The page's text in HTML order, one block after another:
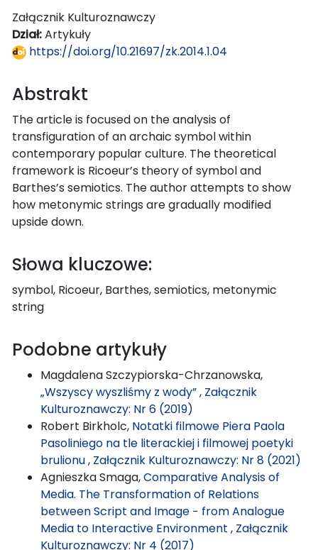
Załącznik Kulturoznawczy
Dział:Artykuły
https://doi.org/10.21697/zk.2014.1.04
Abstrakt
The article is focused on the analysis of
transfiguration of an archaic symbol within
contemporary popular culture. The theoretical
framework is Ricoeur’s theory of symbol and
Barthes’s semiotics. The author attempts to show
how metonymic strings are gradually modified
upside down.
Słowa kluczowe:
symbol, Ricoeur, Barthes, semiotics, metonymic
string
Podobne artykuły
Magdalena Szczypiorska-Chrzanowska,
„Wszyscy wyszliśmy z wody”, Załącznik
Kulturoznawczy: Nr 6 (2019)
Robert Birkholc, Notatki filmowe Piera Paola
Pasoliniego na tle literackiej i filmowej poetyki
brulionu, Załącznik Kulturoznawczy: Nr 8 (2021)
Agnieszka Smaga,Comparative Analysis of
Media. The Transformation of Relations
between Script and Image − from Analogue
Media to Interactive Environment , Załącznik
Kulturoznawczy: Nr 4 (2017)